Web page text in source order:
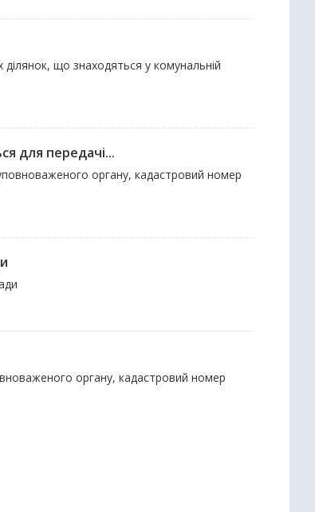
що знаходяться у комунальній
для передачі...
органу, кадастровий номер
органу, кадастровий номер